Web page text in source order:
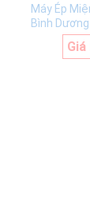
Máy Ép
Bình Dương
Giá